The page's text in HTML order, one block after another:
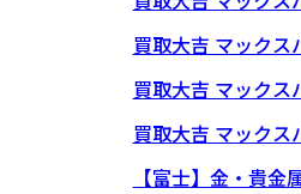
買取大吉 マックス
買取大吉 マックス
買取大吉 マックス
【富士】金・貴